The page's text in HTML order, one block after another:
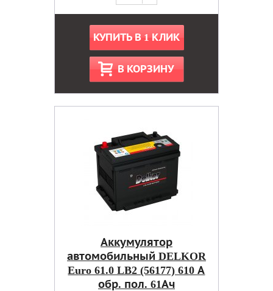
КУПИТЬ В 1 КЛИК
В КОРЗИНУ
Аккумулятор
автомобильный DELKOR
Euro 61.0 LB2 (56177) 610 А
обр. пол. 61Ач